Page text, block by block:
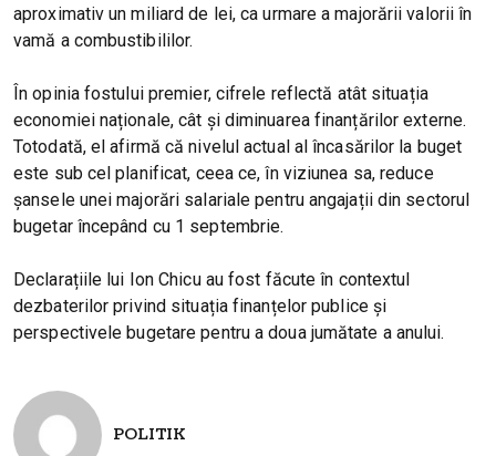
aproximativ un miliard de lei, ca urmare a majorării valorii în
vamă a combustibililor.
În opinia fostului premier, cifrele reflectă atât situația
economiei naționale, cât și diminuarea finanțărilor externe.
Totodată, el afirmă că nivelul actual al încasărilor la buget
este sub cel planificat, ceea ce, în viziunea sa, reduce
șansele unei majorări salariale pentru angajații din sectorul
bugetar începând cu 1 septembrie.
Declarațiile lui Ion Chicu au fost făcute în contextul
dezbaterilor privind situația finanțelor publice și
perspectivele bugetare pentru a doua jumătate a anului.
POLITIK